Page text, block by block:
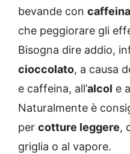
bevande con caffeina
che peggiorare gli
Bisogna dire addio,
cioccolato, a causa
e caffeina, all’alcol e a
Naturalmente è
per cotture leggere,
griglia o al vapore.